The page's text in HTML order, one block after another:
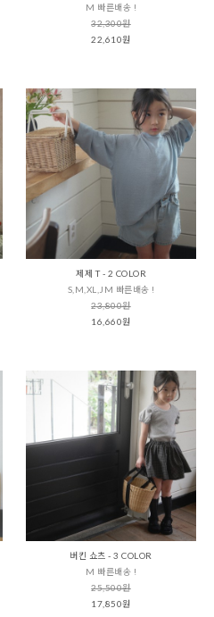
M 빠른배송 !
32,300원
22,610원
제제 T - 2 COLOR
S,M,XL,JM 빠른배송 !
23,800원
16,660원
버킨 쇼츠 - 3 COLOR
M 빠른배송 !
25,500원
17,850원